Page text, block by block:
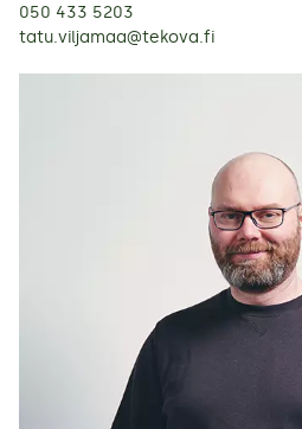
050 433 5203
tatu.viljamaa@tekova.fi